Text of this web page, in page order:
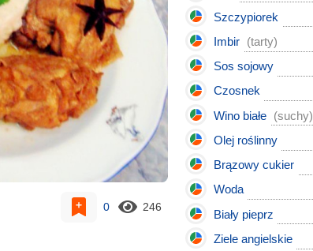
0 246
Szczypiorek
Imbir (tarty)
Sos sojowy
Czosnek
Wino białe (suchy)
Olej roślinny
Brązowy cukier
Woda
Biały pieprz
Ziele angielskie